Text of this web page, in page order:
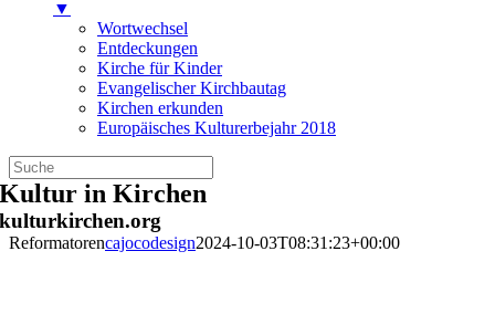
▼
Wortwechsel
Entdeckungen
Kirche für Kinder
Evangelischer Kirchbautag
Kirchen erkunden
Europäisches Kulturerbejahr 2018
Zum
Inhalt
springen
Kultur in Kirchen
kulturkirchen.org
Reformatorencajocodesign2024-10-03T08:31:23+00:00